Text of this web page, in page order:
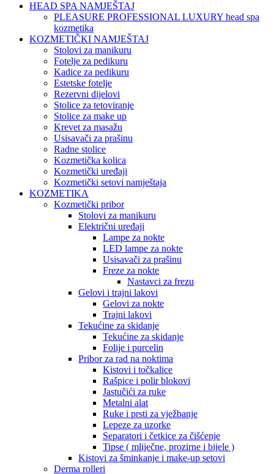
HEAD SPA NAMJEŠTAJ
PLEASURE PROFESSIONAL LUXURY head spa
kozmetika
KOZMETIČKI NAMJEŠTAJ
Stolovi za manikuru
Fotelje za pedikuru
Kadice za pedikuru
Estetske fotelje
Rezervni dijelovi
Stolice za tetoviranje
Stolice za make up
Krevet za masažu
Usisavači za prašinu
Radne stolice
Kozmetička kolica
Kozmetički uređaji
Kozmetički setovi namještaja
KOZMETIKA
Kozmetički pribor
Stolovi za manikuru
Električni uređaji
Lampe za nokte
LED lampe za nokte
Usisavači za prašinu
Freze za nokte
Nastavci za frezu
Gelovi i trajni lakovi
Gelovi za nokte
Trajni lakovi
Tekućine za skidanje
Tekućine za skidanje
Folije i purcelin
Pribor za rad na noktima
Kistovi i točkalice
Rašpice i polir blokovi
Jastučići za ruke
Metalni alat
Ruke i prsti za vježbanje
Lepeze za uzorke
Separatori i četkice za čišćenje
Tipse ( mliječne, prozirne i bijele )
Kistovi za šminkanje i make-up setovi
Derma rolleri